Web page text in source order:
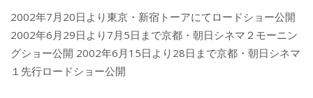
2002年7月20日より東京・新宿トーアにてロードショー公開
2002年6月29日より7月5日まで京都・朝日シネマ２モーニン
グショー公開 2002年6月15日より28日まで京都・朝日シネマ
１先行ロードショー公開